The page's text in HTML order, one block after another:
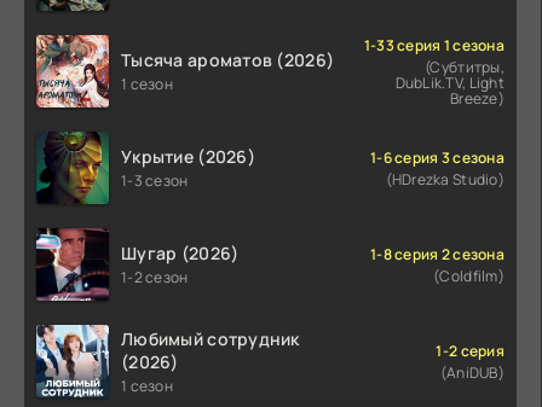
Тысяча ароматов (2026)
1 сезон
1-33 серия 1 сезона
(Субтитры,
DubLik.TV, Light
Breeze)
Укрытие (2026)
1-3 сезон
1-6 серия 3 сезона
(HDrezka Studio)
Шугар (2026)
1-2 сезон
1-8 серия 2 сезона
(Coldfilm)
Любимый сотрудник
(2026)
1 сезон
1-2 серия
(AniDUB)